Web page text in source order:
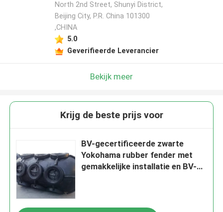
North 2nd Street, Shunyi District,
Beijing City, P.R. China 101300
,CHINA
5.0
Geverifieerde Leverancier
Bekijk meer
Krijg de beste prijs voor
BV-gecertificeerde zwarte
Yokohama rubber fender met
gemakkelijke installatie en BV-